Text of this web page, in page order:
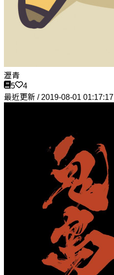
瀝青
5
4
最近更新 / 2019-08-01 01:17:17